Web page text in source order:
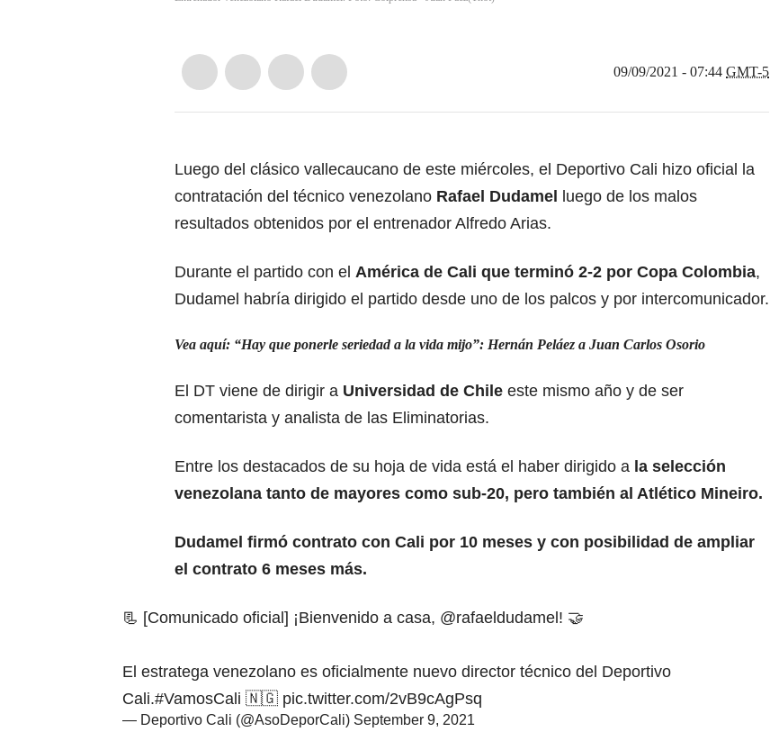
09/09/2021 - 07:44 GMT-5
Luego del clásico vallecaucano de este miércoles, el Deportivo Cali hizo oficial la
contratación del técnico venezolano Rafael Dudamel luego de los malos
resultados obtenidos por el entrenador Alfredo Arias.
Durante el partido con el América de Cali que terminó 2-2 por Copa Colombia,
Dudamel habría dirigido el partido desde uno de los palcos y por intercomunicador.
Vea aquí: “Hay que ponerle seriedad a la vida mijo”: Hernán Peláez a Juan Carlos Osorio
El DT viene de dirigir a Universidad de Chile este mismo año y de ser
comentarista y analista de las Eliminatorias.
Entre los destacados de su hoja de vida está el haber dirigido a la selección
venezolana tanto de mayores como sub-20, pero también al Atlético Mineiro.
Dudamel firmó contrato con Cali por 10 meses y con posibilidad de ampliar
el contrato 6 meses más.
📃 [Comunicado oficial] ¡Bienvenido a casa, @rafaeldudamel! 🤝
El estratega venezolano es oficialmente nuevo director técnico del Deportivo
Cali.#VamosCali 🇳🇬 pic.twitter.com/2vB9cAgPsq
— Deportivo Cali (@AsoDeporCali) September 9, 2021